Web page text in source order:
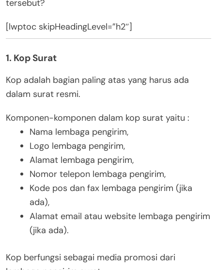
tersebut?
[lwptoc skipHeadingLevel=”h2″]
1. Kop Surat
Kop adalah bagian paling atas yang harus ada
dalam surat resmi.
Komponen-komponen dalam kop surat yaitu :
Nama lembaga pengirim,
Logo lembaga pengirim,
Alamat lembaga pengirim,
Nomor telepon lembaga pengirim,
Kode pos dan fax lembaga pengirim (jika
ada),
Alamat email atau website lembaga pengirim
(jika ada).
Kop berfungsi sebagai media promosi dari